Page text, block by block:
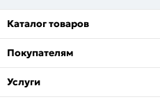
Каталог товаров
Покупателям
Услуги